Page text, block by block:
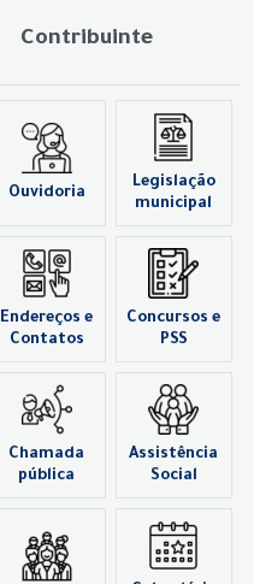
Contribuinte
Ouvidoria
Legislação
municipal
Endereços e
Contatos
Concursos e
PSS
Chamada
pública
Assistência
Social